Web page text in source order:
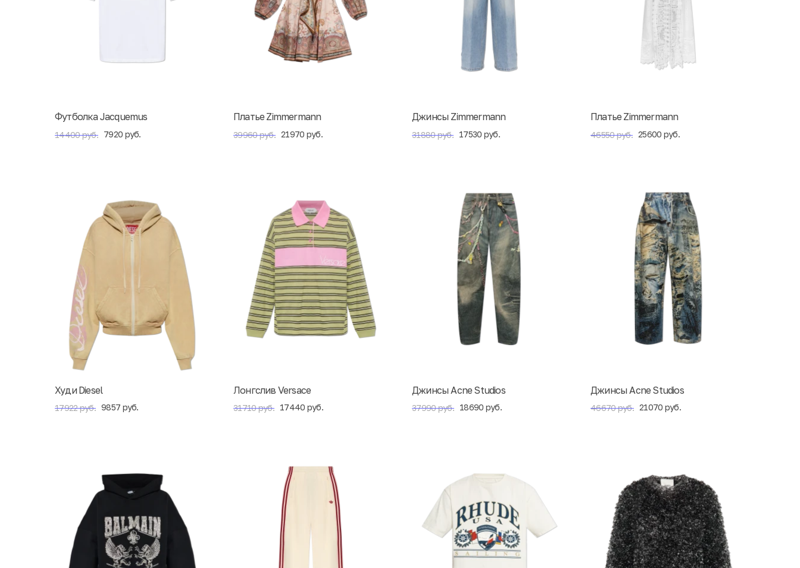
Футболка Jacquemus
14400 руб. 7920 руб.
Платье Zimmermann
39960 руб. 21970 руб.
Джинсы Zimmermann
31880 руб. 17530 руб.
Платье Zimmermann
46550 руб. 25600 руб.
Худи Diesel
17922 руб. 9857 руб.
Лонгслив Versace
31710 руб. 17440 руб.
Джинсы Acne Studios
37990 руб. 18690 руб.
Джинсы Acne Studios
46670 руб. 21070 руб.